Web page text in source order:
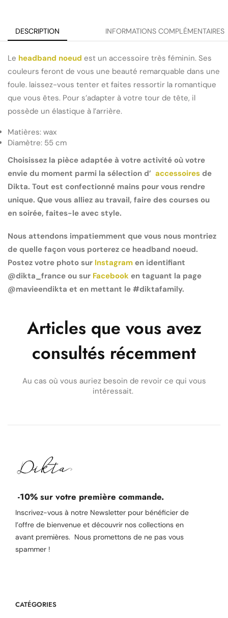
DESCRIPTION INFORMATIONS COMPLÉMENTAIRES
Le headband noeud est un accessoire très féminin. Ses
couleurs feront de vous une beauté remarquable dans une
foule. laissez-vous tenter et faites ressortir la romantique
que vous êtes. Pour s’adapter à votre tour de tête, il
possède un élastique à l’arrière.
Matières: wax
Diamètre: 55 cm
Choisissez la pièce adaptée à votre activité où votre
envie du moment parmi la sélection d’ accessoires de
Dikta. Tout est confectionné mains pour vous rendre
unique. Que vous alliez au travail, faire des courses ou
en soirée, faites-le avec style.
Nous attendons impatiemment que vous nous montriez
de quelle façon vous porterez ce headband noeud.
Postez votre photo sur Instagram en identifiant
@dikta_france ou sur Facebook en taguant la page
@mavieendikta et en mettant le #diktafamily.
Articles que vous avez
consultés récemment
Au cas où vous auriez besoin de revoir ce qui vous
intéressait.
-10% sur votre première commande.
Inscrivez-vous à notre Newsletter pour bénéficier de
l’offre de bienvenue et découvrir nos collections en
avant premières. Nous promettons de ne pas vous
spammer !
CATÉGORIES